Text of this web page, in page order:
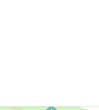
вишня, яблоня,